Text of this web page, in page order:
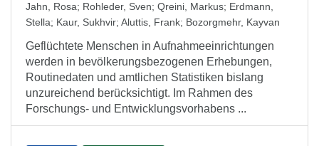
Jahn, Rosa; Rohleder, Sven; Qreini, Markus; Erdmann,
Stella; Kaur, Sukhvir; Aluttis, Frank; Bozorgmehr, Kayvan
Geflüchtete Menschen in Aufnahmeeinrichtungen
werden in bevölkerungsbezogenen Erhebungen,
Routinedaten und amtlichen Statistiken bislang
unzureichend berücksichtigt. Im Rahmen des
Forschungs- und Entwicklungsvorhabens ...